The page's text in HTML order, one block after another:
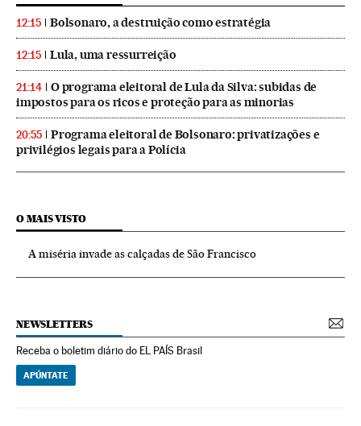
12:15 Bolsonaro, a destruição como estratégia
12:15 Lula, uma ressurreição
21:14
O programa eleitoral de Lula da Silva: subidas de
impostos para os ricos e proteção para as minorias
20:55
Programa eleitoral de Bolsonaro: privatizações e
privilégios legais para a Polícia
O MAIS VISTO
A miséria invade as calçadas de São Francisco
NEWSLETTERS
Receba o boletim diário do EL PAÍS Brasil
APÚNTATE